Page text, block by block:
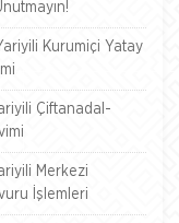
Kurumiçi Yatay
Çiftanadal-
Merkezi
İşlemleri